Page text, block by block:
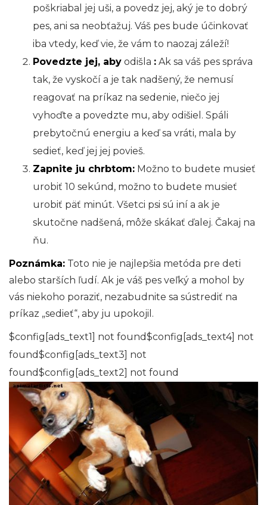
poškriabal jej uši, a povedz jej, aký je to dobrý
pes, ani sa neobťažuj. Váš pes bude účinkovať
iba vtedy, keď vie, že vám to naozaj záleží!
Povedzte jej, aby odišla : Ak sa váš pes správa
tak, že vyskočí a je tak nadšený, že nemusí
reagovať na príkaz na sedenie, niečo jej
vyhoďte a povedzte mu, aby odišiel. Spáli
prebytočnú energiu a keď sa vráti, mala by
sedieť, keď jej jej povieš.
Zapnite ju chrbtom: Možno to budete musieť
urobiť 10 sekúnd, možno to budete musieť
urobiť päť minút. Všetci psi sú iní a ak je
skutočne nadšená, môže skákať ďalej. Čakaj na
ňu.
Poznámka: Toto nie je najlepšia metóda pre deti
alebo starších ľudí. Ak je váš pes veľký a mohol by
vás niekoho poraziť, nezabudnite sa sústrediť na
príkaz „sedieť“, aby ju upokojil.
$config[ads_text1] not found$config[ads_text4] not
found$config[ads_text3] not
found$config[ads_text2] not found